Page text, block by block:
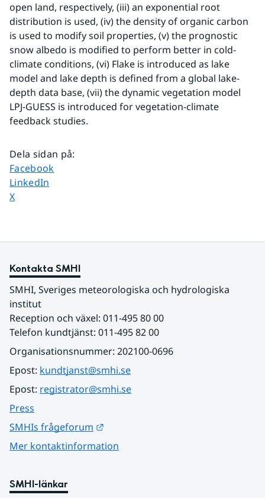
open land, respectively, (iii) an exponential root
distribution is used, (iv) the density of organic carbon
is used to modify soil properties, (v) the prognostic
snow albedo is modified to perform better in cold-
climate conditions, (vi) Flake is introduced as lake
model and lake depth is defined from a global lake-
depth data base, (vii) the dynamic vegetation model
LPJ-GUESS is introduced for vegetation-climate
feedback studies.
Dela sidan på:
Dela sidan på
Facebook
Dela sidan på
LinkedIn
Dela sidan på
X
Kontakta SMHI
SMHI, Sveriges meteorologiska och hydrologiska
institut
Reception och växel: 011-495 80 00
Telefon kundtjänst: 011-495 82 00
Organisationsnummer: 202100-0696
Epost: kundtjanst@smhi.se
Epost: registrator@smhi.se
Press
SMHIs frågeforum
Mer kontaktinformation
SMHI-länkar